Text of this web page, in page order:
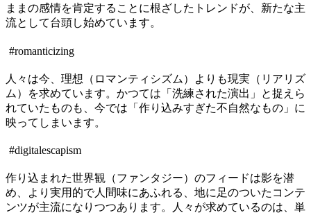
ままの感情を肯定することに根ざしたトレンドが、新たな主
流として台頭し始めています。
#romanticizing
人々は今、理想（ロマンティシズム）よりも現実（リアリズ
ム）を求めています。かつては「洗練された演出」と捉えら
れていたものも、今では「作り込みすぎた不自然なもの」に
映ってしまいます。
#digitalescapism
作り込まれた世界観（ファンタジー）のフィードは影を潜
め、より実用的で人間味にあふれる、地に足のついたコンテ
ンツが主流になりつつあります。人々が求めているのは、単